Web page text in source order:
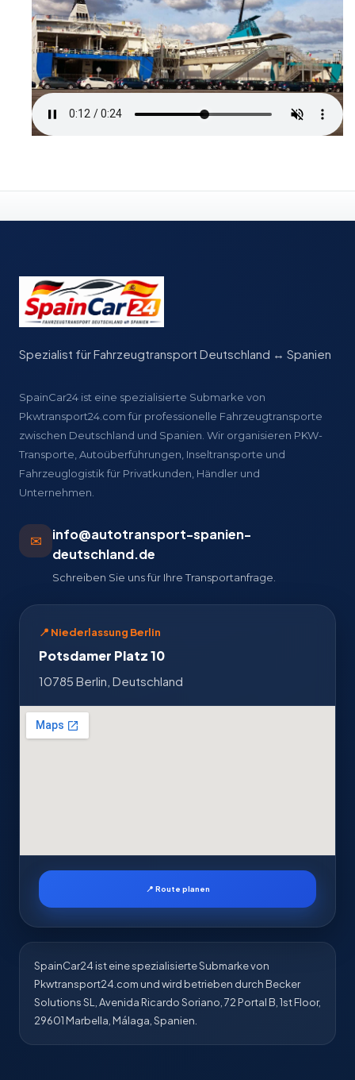
Spezialist für Fahrzeugtransport Deutschland ↔ Spanien
SpainCar24 ist eine spezialisierte Submarke von
Pkwtransport24.com für professionelle Fahrzeugtransporte
zwischen Deutschland und Spanien. Wir organisieren PKW-
Transporte, Autoüberführungen, Inseltransporte und
Fahrzeuglogistik für Privatkunden, Händler und
Unternehmen.
✉
info@autotransport-spanien-
deutschland.de
Schreiben Sie uns für Ihre Transportanfrage.
📍 Niederlassung Berlin
Potsdamer Platz 10
10785 Berlin, Deutschland
📍 Route planen
SpainCar24 ist eine spezialisierte Submarke von
Pkwtransport24.com und wird betrieben durch Becker
Solutions SL, Avenida Ricardo Soriano, 72 Portal B, 1st Floor,
29601 Marbella, Málaga, Spanien.